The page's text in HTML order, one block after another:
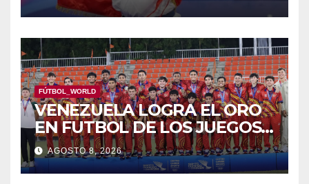
FÚTBOL_WORLD
VENEZUELA LOGRA EL ORO
EN FUTBOL DE LOS JUEGOS
CAC
AGOSTO 8, 2026